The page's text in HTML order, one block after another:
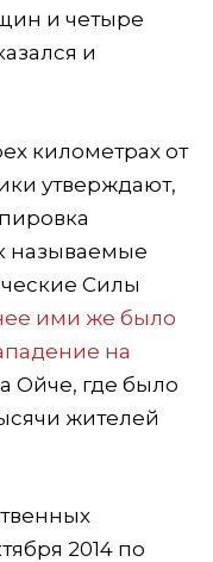
и четыре
и
километрах от
утверждают,
называемые
Силы
ими же было
на
Ойче, где было
жителей
2014 по